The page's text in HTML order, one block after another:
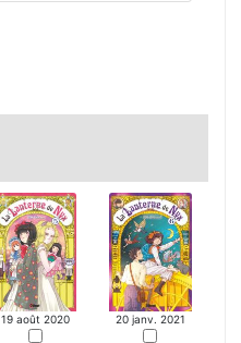
19 août 2020 20 janv. 2021